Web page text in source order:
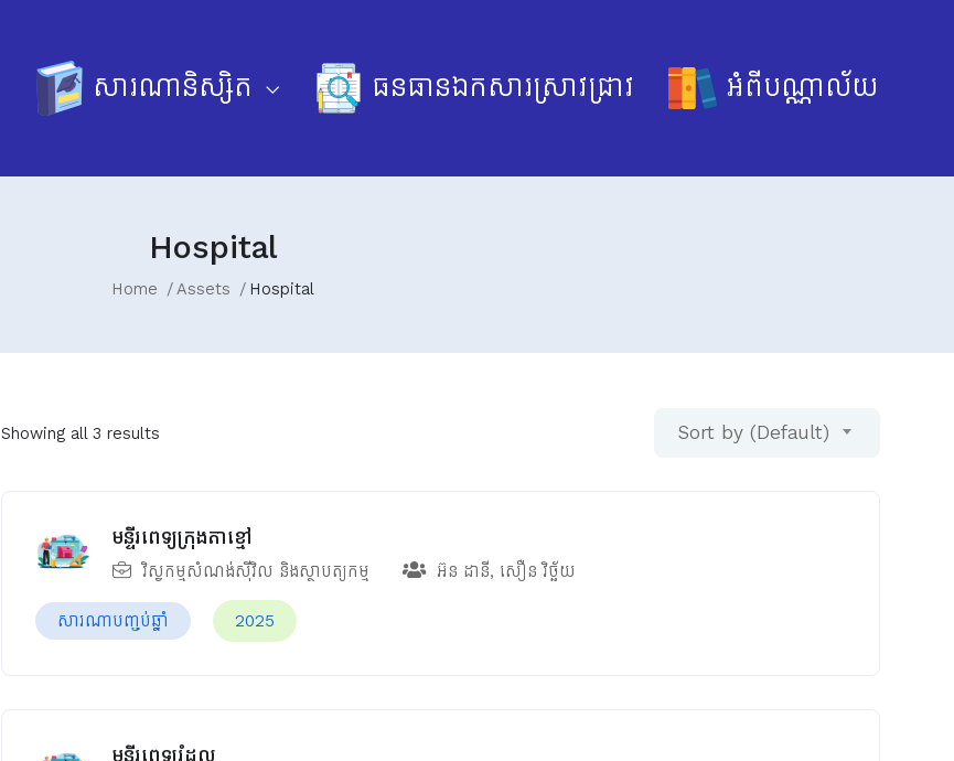
សារណានិស្សិត ធនធានឯកសារស្រាវជ្រាវ អំពីបណ្ណាល័យ
Hospital
Home Assets Hospital
Showing all 3 results Sort by (Default)
មន្ទីរពេទ្យក្រុងតាខ្មៅ
វិស្វកម្មសំណង់ស៊ីវិល និងស្ថាបត្យកម្ម អ៊ន ដានី, សឿន វិច្ឆ័យ
សារណាបញ្ចប់ឆ្នាំ 2025
មន្ទីរពេទ្យរំដួល